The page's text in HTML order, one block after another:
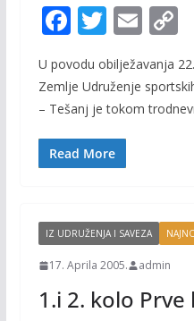
F
ac
e
b
o
o
T
w
itt
er
E
ai
l
C
y
U povodu obilježavanja
Zemlje Udruženje
– Tešanj je tokom
Read More
IZ UDRUŽENJA I SAVEZA
17. Aprila 2005. admin
1.i 2. kolo Prve